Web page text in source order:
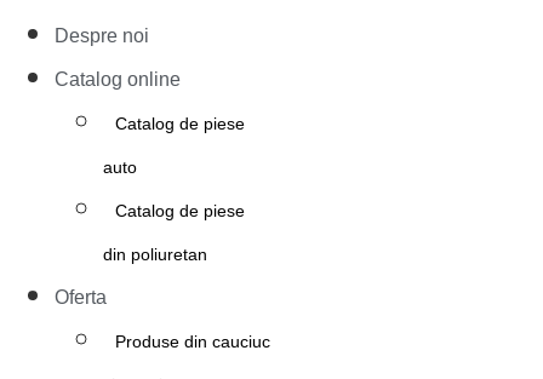
Despre noi
Catalog online
Catalog de piese
auto
Catalog de piese
din poliuretan
Oferta
Produse din cauciuc